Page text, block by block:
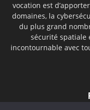
vocation est
domaines, la
du plus grand
sécurité spatiale
incontournable avec